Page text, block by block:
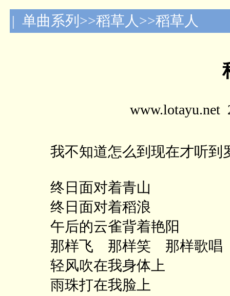
| 单曲系列>>稻草人>>稻草人
www.lotayu.net
我不知道怎么到现在才听到
终日面对着青山
终日面对着稻浪
午后的云雀背着艳阳
那样飞 那样笑 那样歌唱
轻风吹在我身体上
雨珠打在我脸上